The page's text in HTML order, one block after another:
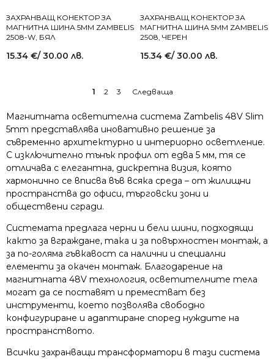
ЗАХРАНВАЩ КОНЕКТОР ЗА
МАГНИТНА ШИНА 5MM ZAMBELIS
2508-W, БЯЛ
15.34 €/ 30.00 лв.
ЗАХРАНВАЩ КОНЕКТОР ЗА
МАГНИТНА ШИНА 5MM ZAMBELIS
2508, ЧЕРЕН
15.34 €/ 30.00 лв.
1 2 3
Магнитната осветителна система Zambelis 48V Slim
5mm представлява иновативно решение за
съвременно архитектурно и интериорно осветление.
С изключително тънък профил от едва 5 мм, тя се
отличава с елегантна, дискретна визия, която
хармонично се вписва във всяка среда – от жилищни
пространства до офиси, търговски зони и
обществени сгради.
Системата предлага черни и бели шини, подходящи
както за вграждане, така и за повърхностен монтаж, а
за по-голяма гъвкавост са налични и специални
елементи за окачен монтаж. Благодарение на
магнитната 48V технология, осветителните тела
могат да се поставят и преместват без
инструменти, което позволява свободно
конфигуриране и адаптиране според нуждите на
пространството.
Всички захранващи трансформатори в тази система